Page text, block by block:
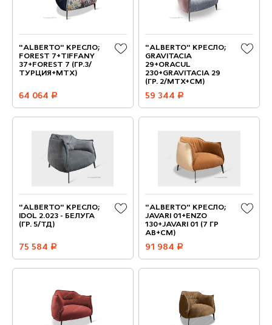
"ALBERTO" КРЕСЛО;
FOREST 7+TIFFANY
37+FOREST 7 (ГР.3/
ТУРЦИЯ+МТХ)
64 064 руб.
"ALBERTO" КРЕСЛО;
GRAVITACIA
29+ORACUL
230+GRAVITACIA 29
(ГР. 2/МТХ+СМ)
59 344 руб.
"ALBERTO" КРЕСЛО;
IDOL 2.023 - БЕЛУГА
(ГР. 5/ТД)
75 584 руб.
"ALBERTO" КРЕСЛО;
JAVARI 01+ENZO
130+JAVARI 01 (7 ГР
АВ+СМ)
91 984 руб.